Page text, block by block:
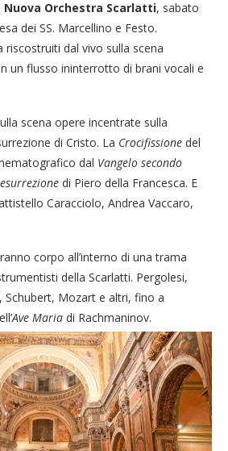
Nuova Orchestra Scarlatti, sabato
dei SS. Marcellino e Festo.
riscostruiti dal vivo sulla scena
un flusso ininterrotto di brani vocali e
scena opere incentrate sulla
di Cristo. La Crocifissione del
dal Vangelo secondo
di Piero della Francesca. E
Caracciolo, Andrea Vaccaro,
corpo all’interno di una trama
della Scarlatti. Pergolesi,
Schubert, Mozart e altri, fino a
Ave Maria di Rachmaninov.